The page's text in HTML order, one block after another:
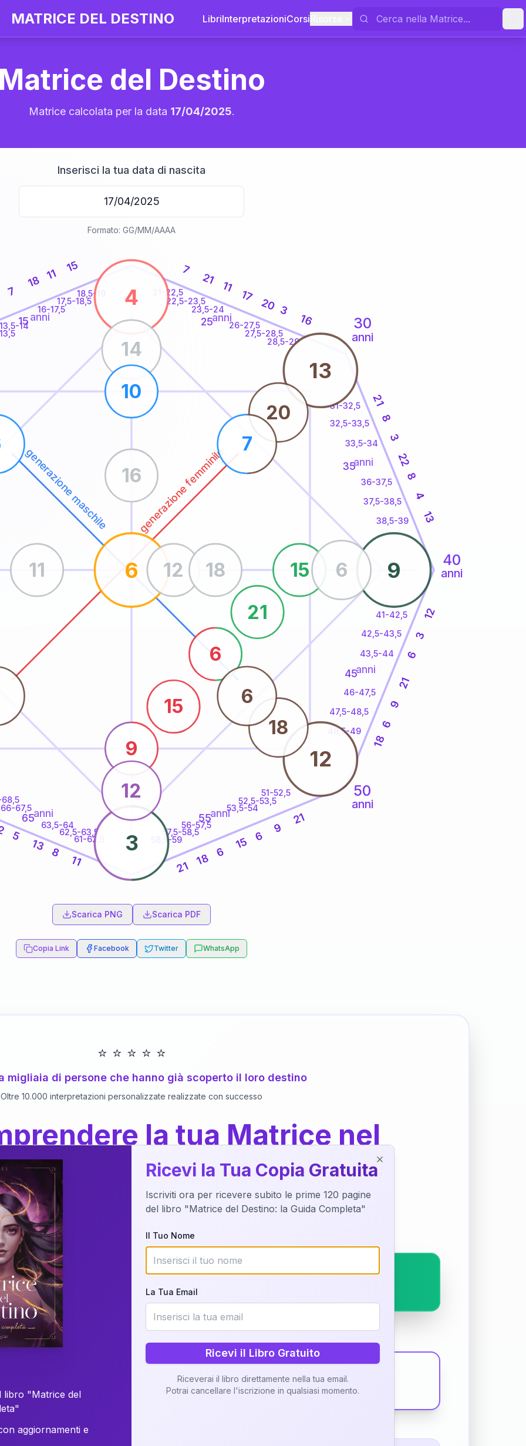
MATRICE DEL DESTINO LibriInterpretazioniCorsi
Matrice del Destino
Matrice calcolata per la data 17/04/2025.
Inserisci la tua data di nascita
Formato: GG/MM/AAAA
generazione maschile generazione femminile
20
30
anni
40
anni
50
anni
anni
13,5-14
16-17,5
17,5-18,5
18,5-19 21-22,5
22,5-23,5
23,5-24
26-27,5
27,5-28,5
28,5-29
31-32,5
32,5-33,5
33,5-34
36-37,5
37,5-38,5
38,5-39
41-42,5
42,5-43,5
43,5-44
46-47,5
47,5-48,5
48,5-49
51-52,5
52,5-53,5
53,5-54
56-57,5
57,5-58,5
58,5-59
61-62,5
62,5-63,5
63,5-64
66-67,5
68,5
7
18 11
15 7
21
11
17
20 3
16
21
8
3
22
8
4
13
12
3
6
21
9
6
18
21
9
6
15
6
18
21
11
8
13
5
4
9
3
6
13
12
9
15
6
21
15
14
6
12
10
12 18
11
16
20
7
18
6
15anni 25anni
35anni
45anni
55anni
65anni
Scarica PNG Scarica PDF
Copia Link Facebook Twitter WhatsApp
⭐ ⭐ ⭐ ⭐ ⭐
migliaia di persone che hanno già scoperto il loro destino
Oltre 10.000 interpretazioni personalizzate realizzate con successo
la tua Matrice nel
dettaglio?
della tua Matrice del Destino attraverso una nostra interpretazione
o studiando attraverso il manuale completo.
Richiedi Interpretazione
✨ Interpretazione personalizzata
Scopri il Libro
del Libro
libro "Matrice del
aggiornamenti e
Ricevi la Tua Copia Gratuita
Iscriviti ora per ricevere subito le prime 120 pagine
del libro "Matrice del Destino: la Guida Completa"
Il Tuo Nome
La Tua Email
Ricevi il Libro Gratuito
Riceverai il libro direttamente nella tua email.
Potrai cancellare l'iscrizione in qualsiasi momento.